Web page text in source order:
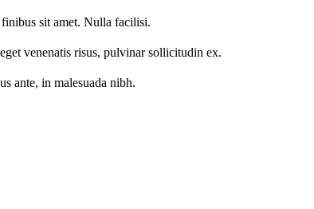
sit amet. Nulla facilisi.
venenatis risus, pulvinar sollicitudin ex.
ante, in malesuada nibh.